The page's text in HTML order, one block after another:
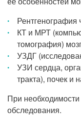
Рентгенография
КТ и МРТ
томография)
УЗДГ
УЗИ сердца,
тракта), почек и
При
обследования.